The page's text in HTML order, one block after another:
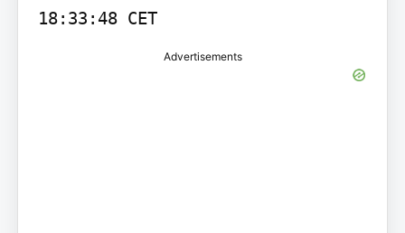
18:33:48 CET
Advertisements